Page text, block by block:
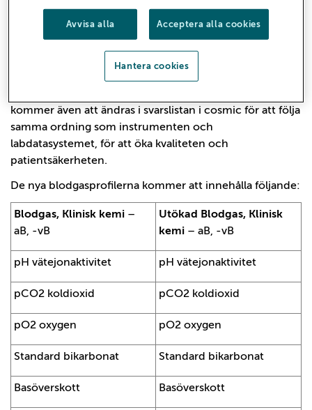
som kommer kunna beställas i cosmic och förändringen
börjar gällaTorsdag 20/3. Det kommer finnas två olika
blodgasprofiler för analys på kem lab, varav den utökade
är mer omfattande än de blodgasprofiler ni tidigare
kunnat beställa från kemlab. Parametrarna i de nya
kommer även att ändras i svarslistan i cosmic för att följa
samma ordning som instrumenten och
labdatasystemet, för att öka kvaliteten och
patientsäkerheten.
De nya blodgasprofilerna kommer att innehålla följande:
Blodgas, Klinisk kemi –
aB, -vB
Utökad Blodgas, Klinisk
kemi – aB, -vB
pH vätejonaktivitet pH vätejonaktivitet
pCO2 koldioxid pCO2 koldioxid
pO2 oxygen pO2 oxygen
Standard bikarbonat Standard bikarbonat
Basöverskott Basöverskott
Avvisa alla Acceptera alla cookies
Hantera cookies